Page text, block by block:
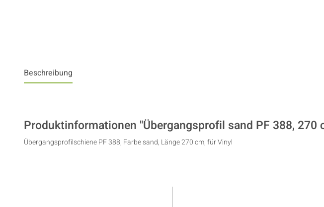
Beschreibung
Produktinformationen "Übergangsprofil sand PF 388, 270
Übergangsprofilschiene PF 388, Farbe sand, Länge 270 cm, für Vinyl